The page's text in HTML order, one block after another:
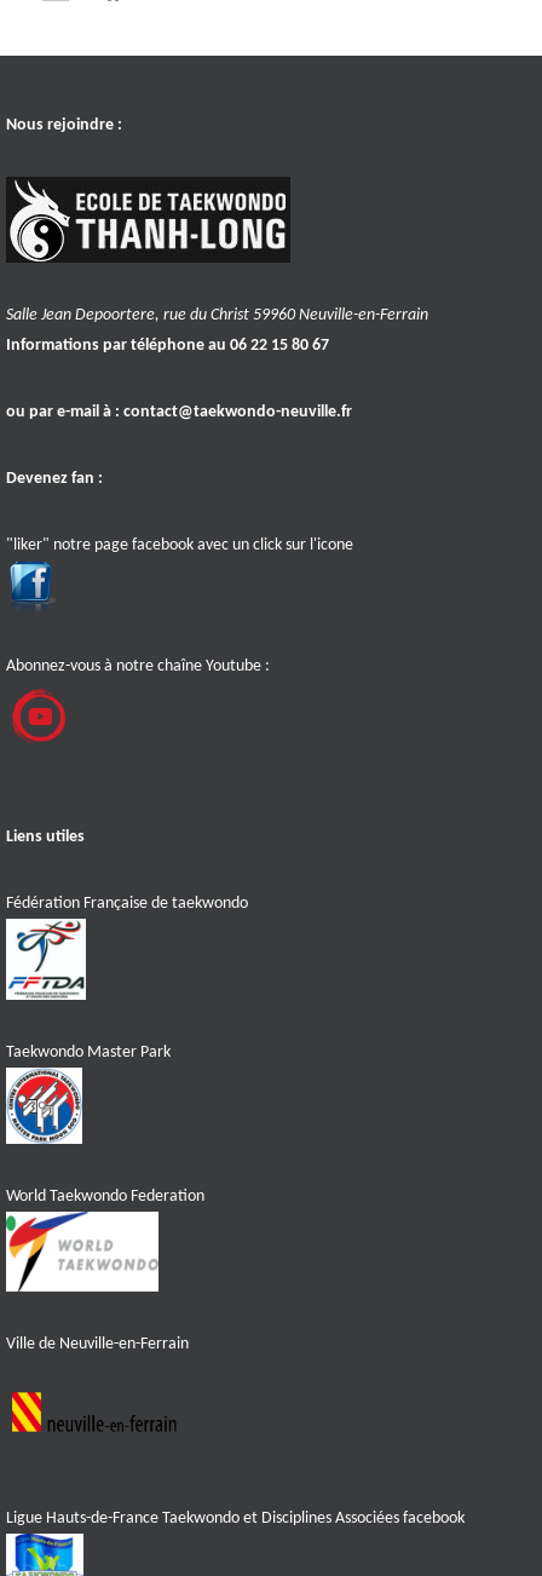
Nous rejoindre :
Salle Jean Depoortere, rue du Christ 59960 Neuville-en-Ferrain
Informations par téléphone au 06 22 15 80 67
ou par e-mail à : contact@taekwondo-neuville.fr
Devenez fan :
"liker" notre page facebook avec un click sur l'icone
Abonnez-vous à notre chaîne Youtube :
Liens utiles
Fédération Française de taekwondo
Taekwondo Master Park
World Taekwondo Federation
Ville de Neuville-en-Ferrain
Ligue Hauts-de-France Taekwondo et Disciplines Associées facebook